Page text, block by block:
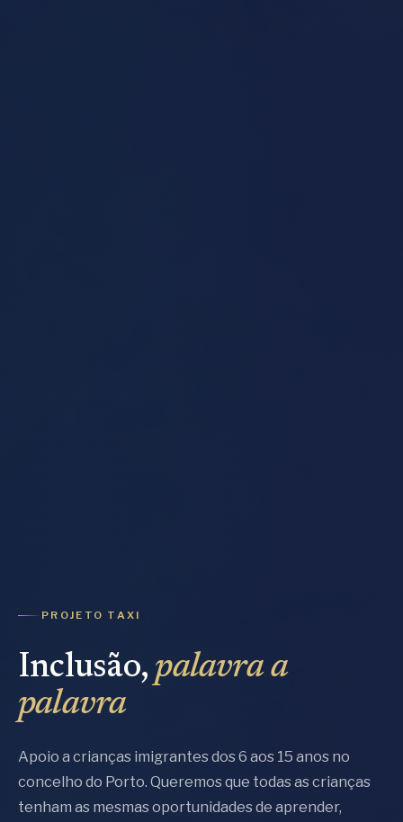
PROJETO TAXI
Inclusão, palavra a
palavra
Apoio a crianças imigrantes dos 6 aos 15 anos no
concelho do Porto. Queremos que todas as crianças
tenham as mesmas oportunidades de aprender,